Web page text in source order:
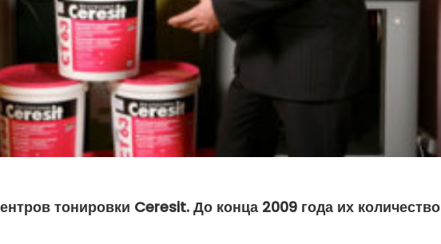
тонировки Ceresit. До конца 2009 года их количество